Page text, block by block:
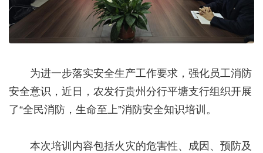
为进一步落实安全生产工作要求，强化员工消防
安全意识，近日，农发行贵州分行平塘支行组织开展
了“全民消防，生命至上”消防安全知识培训。
本次培训内容包括火灾的危害性、成因、预防及